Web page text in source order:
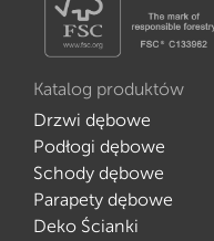
Katalog produktów
Drzwi dębowe
Podłogi dębowe
Schody dębowe
Parapety dębowe
Deko Ścianki